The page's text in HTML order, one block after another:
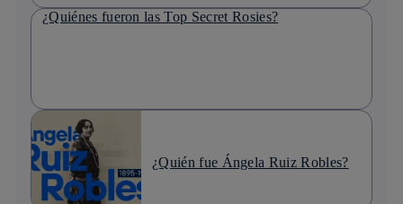
¿Quiénes fueron las Top Secret Rosies?
¿Quién fue Ángela Ruiz Robles?